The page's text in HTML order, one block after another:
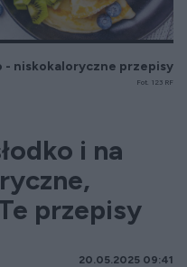
- niskokaloryczne przepisy
Fot. 123 RF
i na
przepisy
20.05.2025 09:41